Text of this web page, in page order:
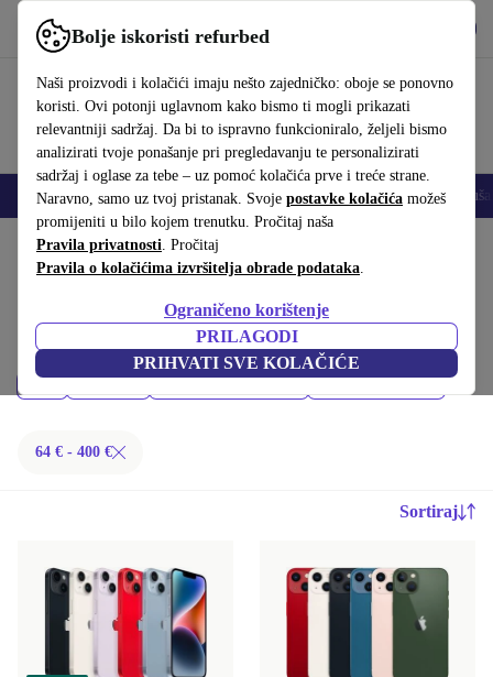
Bolje iskoristi refurbed
Naši proizvodi i kolačići imaju nešto zajedničko: oboje se ponovno
koristi. Ovi potonji uglavnom kako bismo ti mogli prikazati
relevantniji sadržaj. Da bi to ispravno funkcioniralo, željeli bismo
analizirati tvoje ponašanje pri pregledavanju te personalizirati
sadržaj i oglase za tebe – uz pomoć kolačića prve i treće strane.
Naravno, samo uz tvoj pristanak. Svoje postavke kolačića možeš
promijeniti u bilo kojem trenutku. Pročitaj naša
Pravila privatnosti. Pročitaj
Pravila o kolačićima izvršitelja obrade podataka.
Ograničeno korištenje
PRILAGODI
PRIHVATI SVE KOLAČIĆE
Koristi refurbed brzo i jednostavno
Mobiteli Prijenosna računala Tableti Pametni satovi Dodaci
Početna stranica Proizvodi Mobiteli i pametni telefoni
Kupi refurbished iPhoni ispod 400 € – kvaliteta, jamstvo i 30 dana za
povrat. Uštedi novac i čuvaj okoliš.
64 € - 400 €
Sortiraj